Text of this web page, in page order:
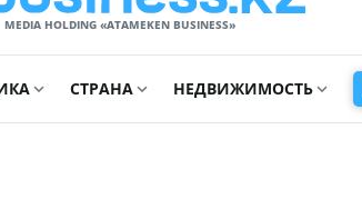
MEDIA HOLDING «ATAMEKЕN BUSINESS»
СТРАНА НЕДВИЖИМОСТЬ